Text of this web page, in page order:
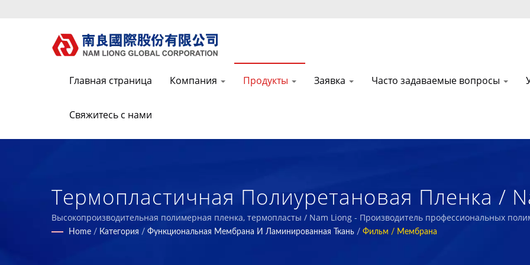
Главная страница Компания Продукты Заявка Часто задаваемые вопросы
Свяжитесь с нами
Термопластичная Полиуретановая Пленка /
Производитель Профессиональных
Высокопроизводительная полимерная пленка, термопласты / Nam Liong - Производитель профессиональных
Home / Категория / Функциональная Мембрана И Ламинированная Ткань / Фильм / Мембрана